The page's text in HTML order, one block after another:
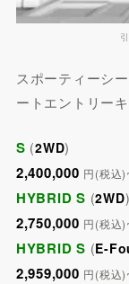
スポーティーシ
ートエントリー
S (2WD)
2,400,000 円(税込
HYBRID S (2WD)
2,750,000 円(税込
HYBRID S (E-
2,959,000 円(税込